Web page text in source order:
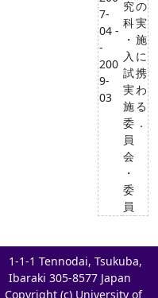
7-
04 -
-
200
9-
03
究
科
・
入
試
実
施
委
員
会
・
委
員
の
実
施
に
携
わ
る
．
1-1-1 Tennodai, Tsukuba,
Ibaraki 305-8577 Japan
Copyright (c) University of